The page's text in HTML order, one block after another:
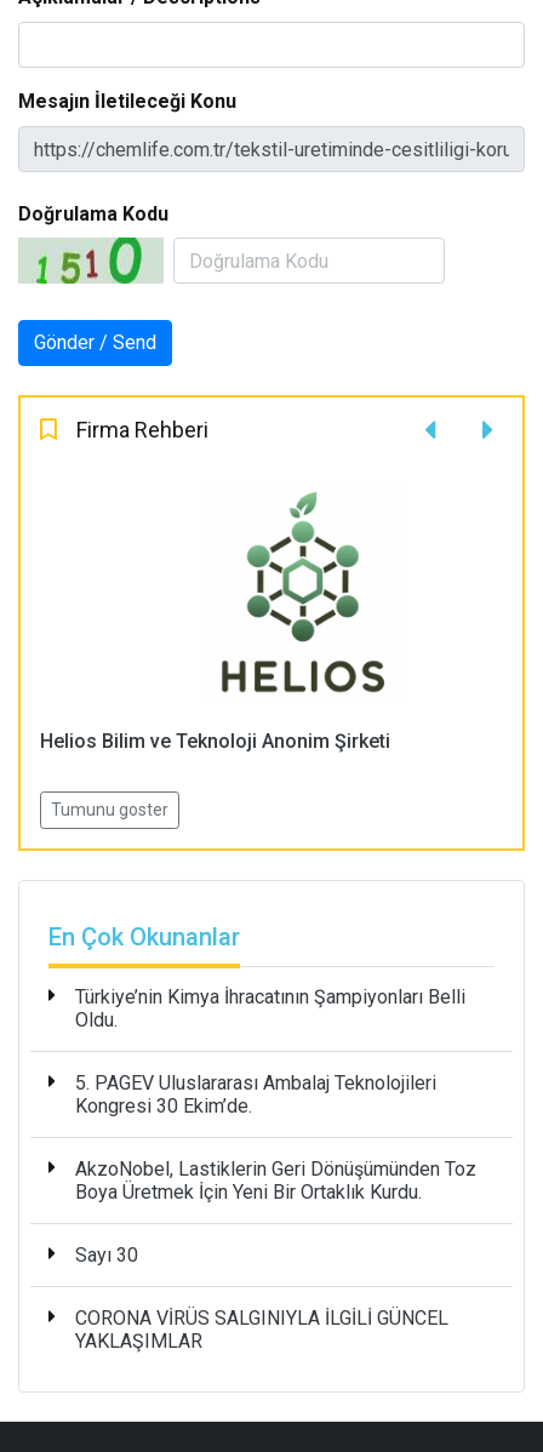
Mesajın İletileceği Konu
Doğrulama Kodu
Firma Rehberi
Helios Bilim ve Teknoloji Anonim Şirketi
Tumunu goster
En Çok Okunanlar
Türkiye’nin Kimya İhracatının Şampiyonları Belli
Oldu.
5. PAGEV Uluslararası Ambalaj Teknolojileri
Kongresi 30 Ekim’de.
AkzoNobel, Lastiklerin Geri Dönüşümünden Toz
Boya Üretmek İçin Yeni Bir Ortaklık Kurdu.
Sayı 30
CORONA VİRÜS SALGINIYLA İLGİLİ GÜNCEL
YAKLAŞIMLAR